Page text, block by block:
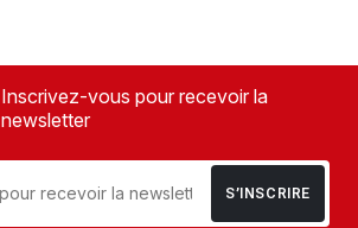
Inscrivez-vous pour recevoir la
newsletter
S’INSCRIRE